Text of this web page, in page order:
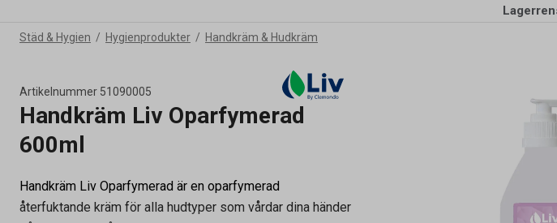
Städ & Hygien Hygienprodukter Handkräm & Hudkräm
Artikelnummer 51090005
Handkräm Liv Oparfymerad
600ml
Handkräm Liv Oparfymerad är en oparfymerad
återfuktande kräm för alla hudtyper som vårdar dina händer